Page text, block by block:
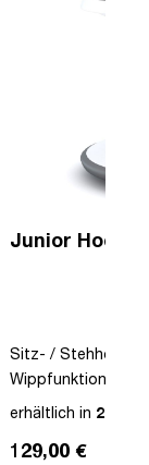
Junior Hocker
Sitz- / Stehhocker
Wippfunktion |
geprüfte
erhältlich in 2
129,00 €